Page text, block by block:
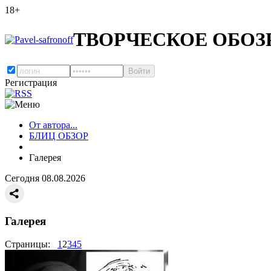
18+
ТВОРЧЕСКОЕ
Регистрация
От автора...
БЛИЦ ОБЗОР
Галерея
Сегодня 08.08.2026
Галерея
Страницы: 12345